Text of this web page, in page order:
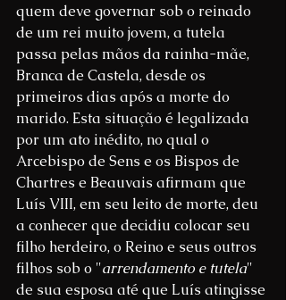
quem deve governar sob o reinado
de um rei muito jovem, a tutela
passa pelas mãos da rainha-mãe,
Branca de Castela, desde os
primeiros dias após a morte do
marido. Esta situação é legalizada
por um ato inédito, no qual o
Arcebispo de Sens e os Bispos de
Chartres e Beauvais afirmam que
Luís VIII, em seu leito de morte, deu
a conhecer que decidiu colocar seu
filho herdeiro, o Reino e seus outros
filhos sob o "arrendamento e tutela"
de sua esposa até que Luís atingisse